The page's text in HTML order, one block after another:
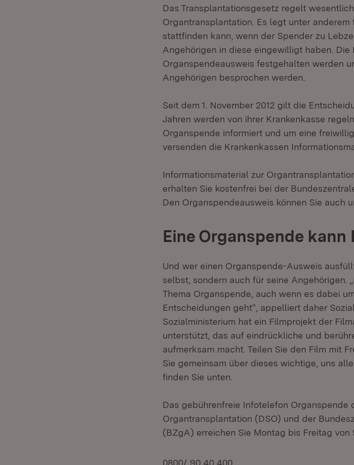
Das Transplantationsgesetz regelt
Organtransplantation. Es legt unter
stattfinden kann, wenn der Spender zu
Angehörigen in diese eingewilligt haben.
Organspendeausweis festgehalten werden
Angehörigen besprochen werden.
Seit dem 1. November 2012 gilt die
Jahren werden von ihrer Krankenkasse
Organspende informiert und um eine
versenden die Krankenkassen
Informationsmaterial zur
erhalten Sie kostenfrei bei der
Den Organspendeausweis können Sie auch
Eine Organspende kann
Und wer einen Organspende-Ausweis
selbst, sondern auch für seine Angehörigen.
Thema Organspende, auch wenn es dabei
Entscheidungen geht“, appelliert daher
Sozialministerium hat ein Filmprojekt der
unterstützt, das auf eindrückliche und
aufmerksam macht. Teilen Sie den Film mit
Sie gemeinsam über dieses wichtige, uns
finden Sie unten.
Das gebührenfreie Infotelefon Organspende
Organtransplantation (DSO) und der
(BZgA) erreichen Sie Montag bis Freitag von
0800/ 90 40 400